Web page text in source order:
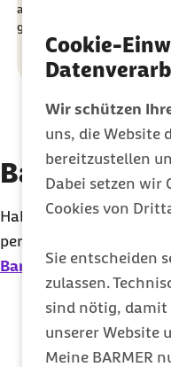
Cookie-
Wir schützen
uns, die Website
bereitzustellen
Dabei setzen wir
Cookies von
Sie entscheiden
zulassen.
sind nötig, damit
unserer Website
Meine BARMER
ab 18 Jahren aus
gesund ein, während dies
Barmer
Haben Sie Fragen?
persönlich.
Die
Barmer